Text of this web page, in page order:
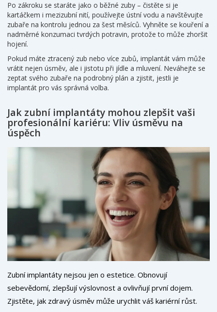
Po zákroku se staráte jako o běžné zuby – čistěte si je
kartáčkem i mezizubní nití, používejte ústní vodu a navštěvujte
zubaře na kontrolu jednou za šest měsíců. Vyhněte se kouření a
nadměrné konzumaci tvrdých potravin, protože to může zhoršit
hojení.
Pokud máte ztracený zub nebo více zubů, implantát vám může
vrátit nejen úsměv, ale i jistotu při jídle a mluvení. Neváhejte se
zeptat svého zubaře na podrobný plán a zjistit, jestli je
implantát pro vás správná volba.
Jak zubní implantáty mohou zlepšit vaši
profesionální kariéru: Vliv úsměvu na
úspěch
Zubní implantáty nejsou jen o estetice. Obnovují
sebevědomí, zlepšují výslovnost a ovlivňují první dojem.
Zjistěte, jak zdravý úsměv může urychlit váš kariérní růst.